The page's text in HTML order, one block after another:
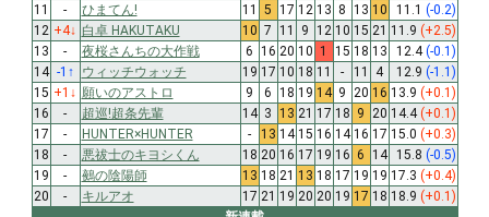
11
- ひまてん! 11 5 17 12 13 8 13 10 11.1 (-0.2)
12 +4↓ 白卓 HAKUTAKU 10 7 11 9 12 10 15 21 11.9 (+2.5)
13
- 夜桜さんちの大作戦 6 16 20 10 1 15 18 13 12.4(-0.1)
14 -1 ↑ ウィッチウォッチ 19 17 10 18 11 - 11 4 12.9 (-1.1)
15 +1 ↓ 願いのアストロ 9 6 18 19 14 9 20 16 13.9 (+0.1)
16
- 超巡!超条先輩 14 3 13 21 17 18 9 20 14.4(+0.1)
17
- HUNTER×HUNTER - 13 14 15 16 14 16 17 15.0 (+0.3)
18
- 悪祓士のキヨシくん 18 20 16 17 19 16 6 14 15.8 (-0.5)
19
- 鵺の陰陽師 13 18 21 13 18 17 19 19 17.3 (+0.4)
20
- キルアオ 17 21 19 20 20 19 17 18 18.9 (+0.1)